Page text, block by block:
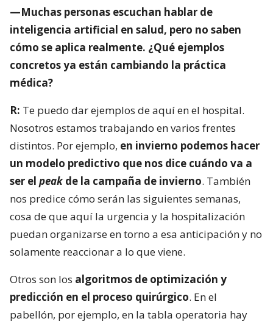
—Muchas personas escuchan hablar de
inteligencia artificial en salud, pero no saben
cómo se aplica realmente. ¿Qué ejemplos
concretos ya están cambiando la práctica
médica?
R: Te puedo dar ejemplos de aquí en el hospital.
Nosotros estamos trabajando en varios frentes
distintos. Por ejemplo, en invierno podemos hacer
un modelo predictivo que nos dice cuándo va a
ser el peakde la campaña de invierno. También
nos predice cómo serán las siguientes semanas,
cosa de que aquí la urgencia y la hospitalización
puedan organizarse en torno a esa anticipación y no
solamente reaccionar a lo que viene.
Otros son los algoritmos de optimización y
predicción en el proceso quirúrgico. En el
pabellón, por ejemplo, en la tabla operatoria hay